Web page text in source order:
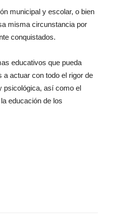
municipal y escolar, o bien
misma circunstancia por
conquistados.
educativos que pueda
actuar con todo el rigor de
psicológica, así como el
educación de los